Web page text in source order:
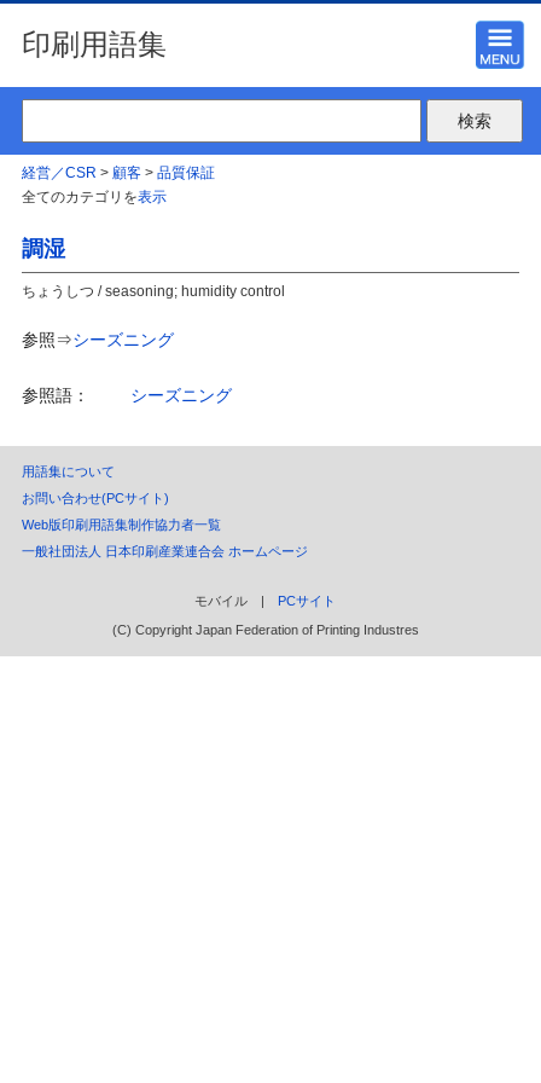
印刷用語集
経営／CSR > 顧客> 品質保証
全てのカテゴリを表示
調湿
ちょうしつ / seasoning; humidity control
参照⇒シーズニング
参照語： シーズニング
用語集について
お問い合わせ(PCサイト)
Web版印刷用語集制作協力者一覧
一般社団法人 日本印刷産業連合会 ホームページ
モバイル | PCサイト
(C) Copyright Japan Federation of Printing Industres